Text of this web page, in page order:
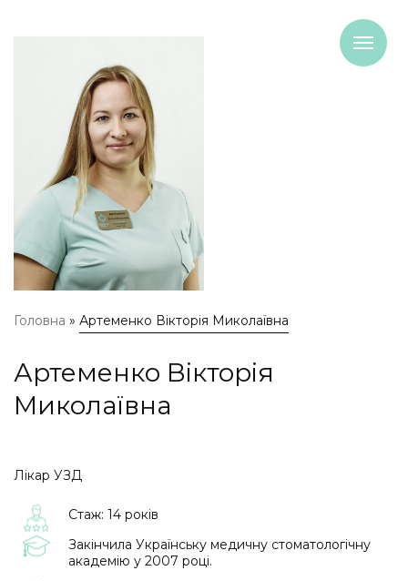
Головна » Артеменко Вікторія Миколаївна
Артеменко Вікторія
Миколаївна
Лікар УЗД
Стаж: 14 років
Закінчила Українську медичну стоматологічну
академію у 2007 році.